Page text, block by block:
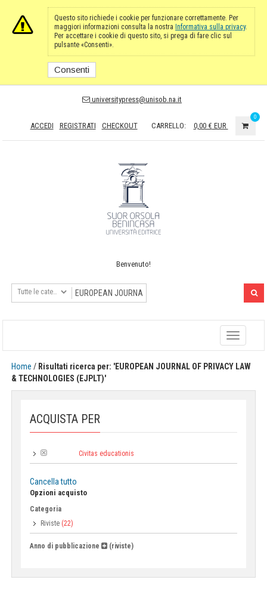
Questo sito richiede i cookie per funzionare correttamente. Per
maggiori informazioni consulta la nostra Informativa sulla privacy.
Per accettare i cookie di questo sito, si prega di fare clic sul
pulsante «Consenti».
Consenti
universitypress@unisob.na.it
ACCEDI REGISTRATI CHECKOUT CARRELLO: 0,00 € EUR
0
Benvenuto!
Toggle
navigation
Home / Risultati ricerca per: 'EUROPEAN JOURNAL OF PRIVACY LAW
& TECHNOLOGIES (EJPLT)'
ACQUISTA PER
Civitas educationis
Cancella tutto
Opzioni acquisto
Categoria
Riviste (22)
Anno di pubblicazione (riviste)